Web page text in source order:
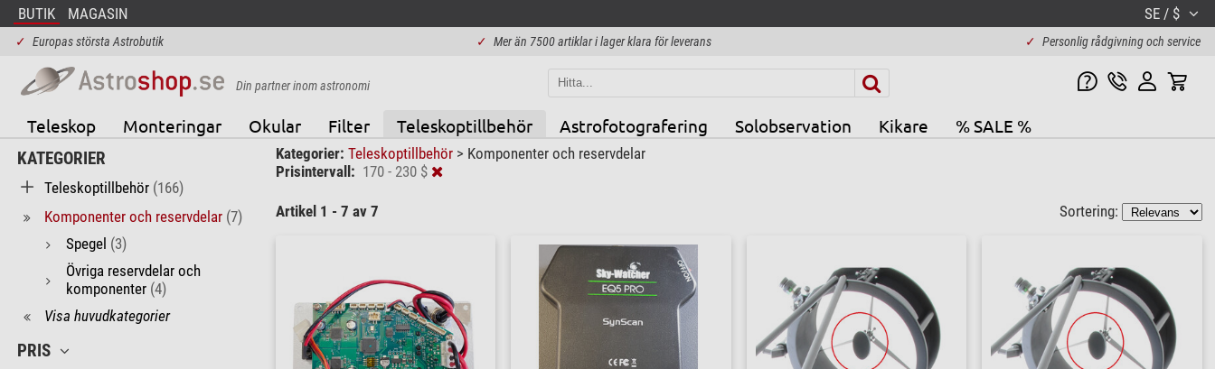
BUTIK MAGASIN SE / $
✓ Europas största Astrobutik ✓ Mer än 7500 artiklar i lager klara för leverans ✓ Personlig rådgivning och service
Din partner inom astronomi
Teleskop Monteringar Okular Filter Teleskoptillbehör Astrofotografering Solobservation Kikare % SALE %
KATEGORIER
Teleskoptillbehör (166)
Komponenter och reservdelar (7)
Spegel (3)
Övriga reservdelar och
komponenter (4)
Visa huvudkategorier
PRIS
Kategorier: Teleskoptillbehör > Komponenter och reservdelar
Prisintervall: 170 - 230 $
Artikel 1 - 7 av 7 Sortering: